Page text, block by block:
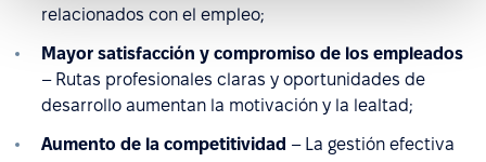
relacionados con el empleo;
Mayor satisfacción y compromiso de los empleados
– Rutas profesionales claras y oportunidades de
desarrollo aumentan la motivación y la lealtad;
Aumento de la competitividad – La gestión efectiva